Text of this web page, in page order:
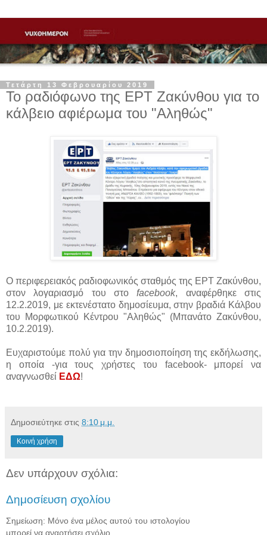
Τετάρτη 13 Φεβρουαρίου 2019
Το ραδιόφωνο της ΕΡΤ Ζακύνθου για το
κάλβειο αφιέρωμα του "Αληθώς"
Ο περιφερειακός ραδιοφωνικός σταθμός της ΕΡΤ Ζακύνθου,
στον λογαριασμό του στοfacebook, αναφέρθηκε στις
12.2.2019, με εκτενέστατο δημοσίευμα, στην βραδιά Κάλβου
του Μορφωτικού Κέντρου "Αληθώς" (Μπανάτο Ζακύνθου,
10.2.2019).
Ευχαριστούμε πολύ για την δημοσιοποίηση της εκδήλωσης,
η οποία -για τους χρήστες του facebook- μπορεί να
αναγνωσθεί ΕΔΩ!
Δημοσιεύτηκε στις 8:10 μ.μ.
Κοινή χρήση
Δεν υπάρχουν σχόλια:
Δημοσίευση σχολίου
Σημείωση: Μόνο ένα μέλος αυτού του ιστολογίου
μπορεί να αναρτήσει σχόλιο.